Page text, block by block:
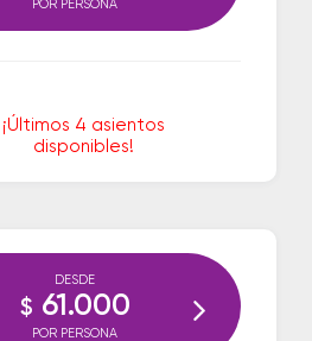
¡Últimos 4 asientos
disponibles!
POR PERSONA
DESDE
$ 61.000
POR PERSONA